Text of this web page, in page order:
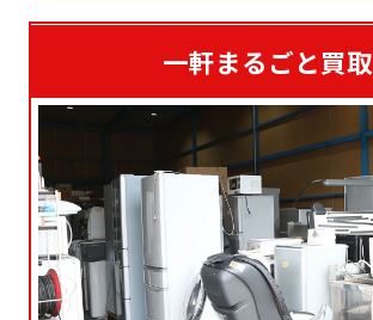
一軒まるごと買取